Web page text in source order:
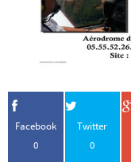
Facebook
0
Twitter
0